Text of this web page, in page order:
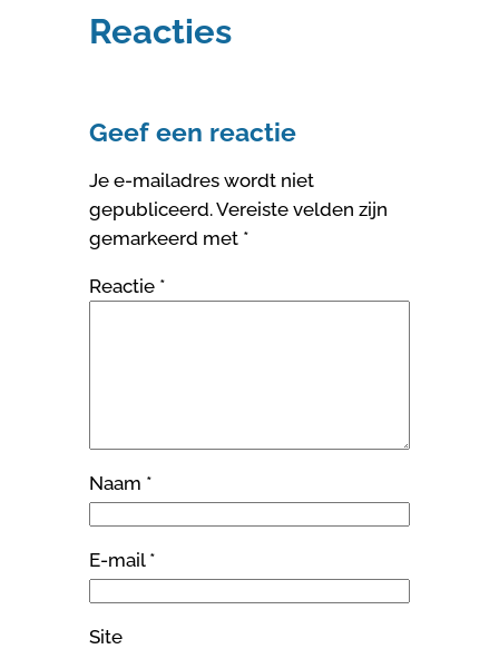
Reacties
Geef een reactie
Je e-mailadres wordt niet
gepubliceerd.Vereiste velden zijn
gemarkeerd met *
Reactie *
Naam *
E-mail *
Site